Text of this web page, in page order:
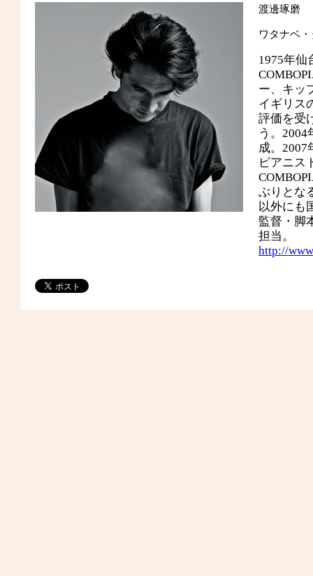
渡邊琢磨
ワタナベ
1975年仙
ー、キッ
イギリス
評価を受
う。2004
成。2007
ピアニス
ぶりとな
以外にも
監督・脚
担当。
http://